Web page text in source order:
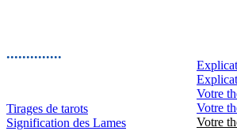
..............
Tirages de tarots
Signification des Lames
Votre
Votre
Votre